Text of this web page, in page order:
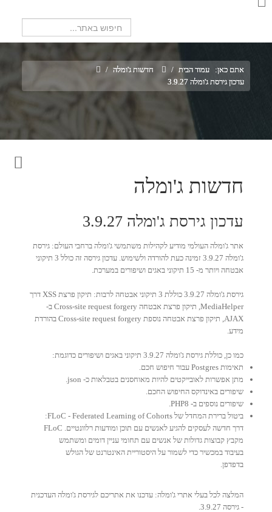
אתם כאן: עמוד הבית / חדשות ג'ומלה /
עדכון גירסת ג'ומלה 3.9.27
חדשות ג'ומלה
עדכון גירסת ג'ומלה 3.9.27
אתר ג'ומלה העולמי מודיע לקהילות משתמשי ג'ומלה ברחבי העולם: גירסת
ג'ומלה 3.9.27 זמינה כעת להורדה ולשימוש. עדכון גירסה זה כולל 3 תיקוני
אבטחה ויותר מ- 15 תיקוני באגים ושיפורים במערכת.
גירסת ג'ומלה 3.9.27 כוללת 3 תיקוני אבטחה לרבות: תיקון פרצת XSS דרך
MediaHelper, תיקון פרצת אבטחה Cross-site request forgery ב-
AJAX, תיקון פרצת אבטחה נוספת Cross-site request forgery בהורדת
מידע.
כמו כן, כוללת גירסת ג'ומלה 3.9.27 תיקוני באגים ושיפורים כדוגמת:
תאימות Postgres עבור חיפוש חכם.
מתן אפשרות לאובייקטים להיות מאוחסנים בטבלאות כ- json.
שיפורים באינדוקס החיפוש החכם.
שיפורים נוספים ב- PHP8.
ביטול ברירת המחדל של FLoC - Federated Learning of Cohorts:
דרך חדשה לעסקים להגיע לאנשים עם תוכן ומודעות רלוונטיים. FLoC
מקבץ קבוצות גדולות של אנשים עם תחומי עניין דומים ומשתמש
בעיבוד במכשיר כדי לשמור על היסטוריית האינטרנט של הגולש
בדפדפן.
המלצה לכל בעלי אתרי ג'ומלה: עדכנו את אתריכם לגירסת ג'ומלה העדכנית
- גירסה 3.9.27.